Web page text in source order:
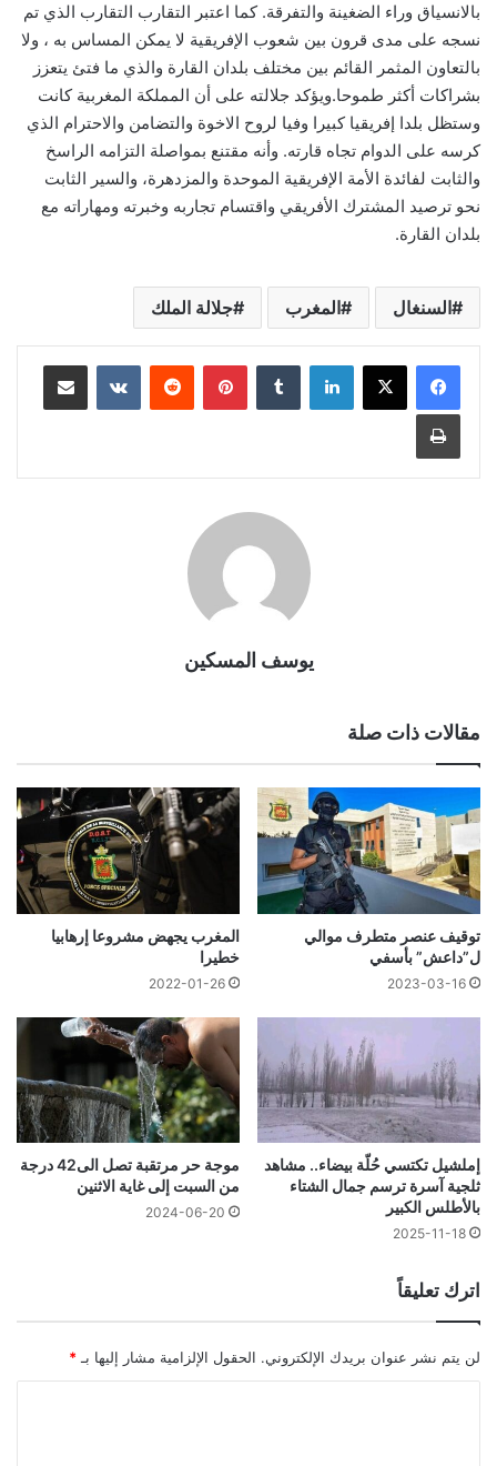
بالانسياق وراء الضغينة والتفرقة. كما اعتبر التقارب التقارب الذي تم
نسجه على مدى قرون بين شعوب الإفريقية لا يمكن المساس به ، ولا
بالتعاون المثمر القائم بين مختلف بلدان القارة والذي ما فتئ يتعزز
بشراكات أكثر طموحا.ويؤكد جلالته على أن المملكة المغربية كانت
وستظل بلدا إفريقيا كبيرا وفيا لروح الاخوة والتضامن والاحترام الذي
كرسه على الدوام تجاه قارته. وأنه مقتنع بمواصلة التزامه الراسخ
والثابت لفائدة الأمة الإفريقية الموحدة والمزدهرة، والسير الثابت
نحو ترصيد المشترك الأفريقي واقتسام تجاربه وخبرته ومهاراته مع
بلدان القارة.
السنغال المغرب جلالة الملك
لينكدإن بينتيريست مشاركة عبر البريد
طباعة
يوسف المسكين
مقالات ذات صلة
توقيف عنصر متطرف موالي
ل”داعش” بأسفي
2023-03-16
المغرب يجهض مشروعا إرهابيا
خطيرا
2022-01-26
إملشيل تكتسي حُلّة بيضاء.. مشاهد
ثلجية آسرة ترسم جمال الشتاء
بالأطلس الكبير
2025-11-18
موجة حر مرتقبة تصل الى42 درجة
من السبت إلى غاية الاثنين
2024-06-20
اترك تعليقاً
لن يتم نشر عنوان بريدك الإلكتروني. الحقول الإلزامية مشار إليها بـ *